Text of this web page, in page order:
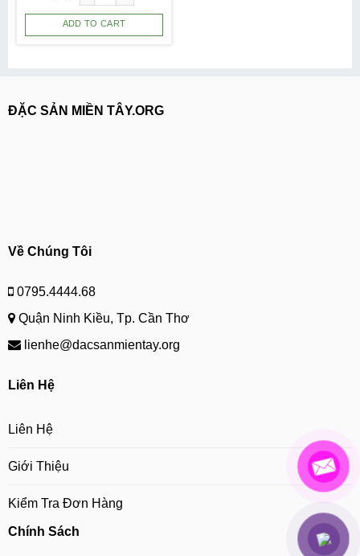
ADD TO CART
ĐẶC SẢN MIỀN TÂY.ORG
Về Chúng Tôi
0795.4444.68
Quận Ninh Kiều, Tp. Cần Thơ
lienhe@dacsanmientay.org
Liên Hệ
Liên Hệ
Giới Thiệu
Kiểm Tra Đơn Hàng
Chính Sách